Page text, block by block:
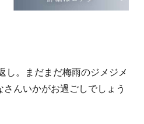
し。まだまだ梅雨のジメジメ
んいかがお過ごしでしょう